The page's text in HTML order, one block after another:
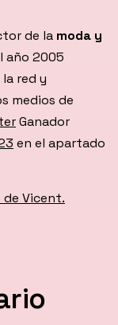
de la moda y
año 2005
red y
medios de
Ganador
en el apartado
de Vicent.